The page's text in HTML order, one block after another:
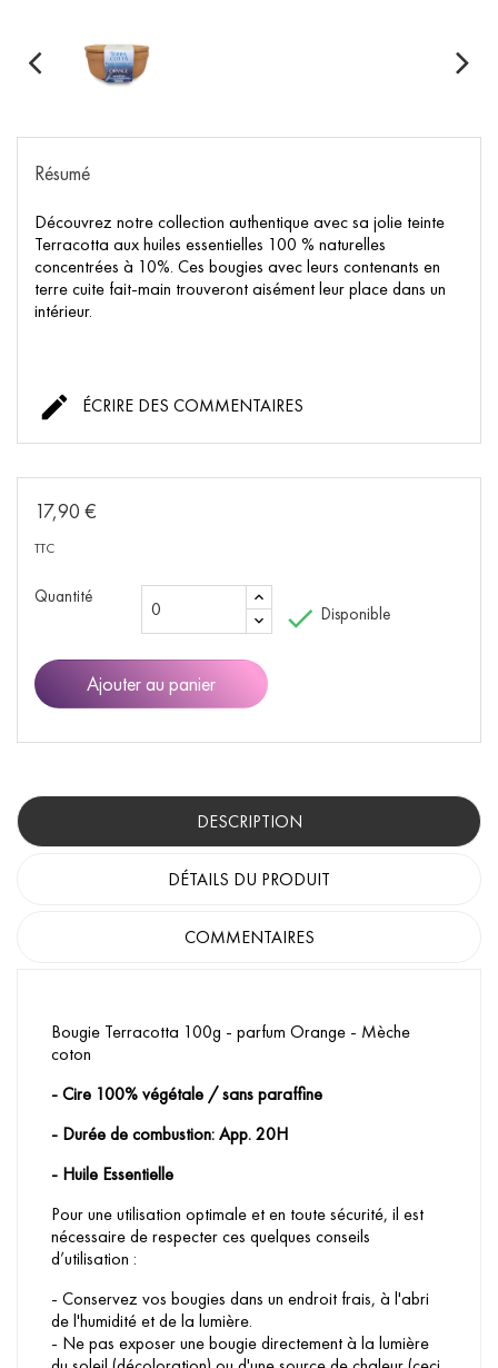
Résumé
Découvrez notre collection authentique avec sa jolie teinte
Terracotta aux huiles essentielles 100 % naturelles
concentrées à 10%. Ces bougies avec leurs contenants en
terre cuite fait-main trouveront aisément leur place dans un
intérieur.
 ÉCRIRE DES COMMENTAIRES
17,90 €
TTC
Quantité
Ajouter au panier
 Disponible
DESCRIPTION
DÉTAILS DU PRODUIT
COMMENTAIRES
Bougie Terracotta 100g - parfum Orange - Mèche
coton
- Cire 100% végétale / sans paraffine
- Durée de combustion: App. 20H
- Huile Essentielle
Pour une utilisation optimale et en toute sécurité, il est
nécessaire de respecter ces quelques conseils
d’utilisation :
- Conservez vos bougies dans un endroit frais, à l'abri
de l'humidité et de la lumière.
- Ne pas exposer une bougie directement à la lumière